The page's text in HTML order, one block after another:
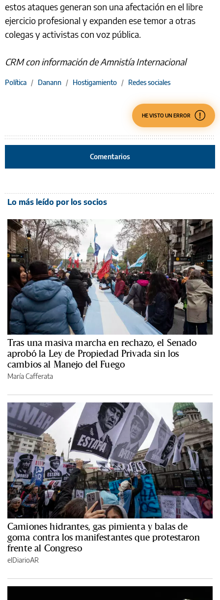
estos ataques generan son una afectación en el libre
ejercicio profesional y expanden ese temor a otras
colegas y activistas con voz pública.
CRM con información de Amnistía Internacional
Política / Danann / Hostigamiento / Redes sociales
HE VISTO UN ERROR
Comentarios
Lo más leído por los socios
Tras una masiva marcha en rechazo, el Senado
aprobó la Ley de Propiedad Privada sin los
cambios al Manejo del Fuego
María Cafferata
Camiones hidrantes, gas pimienta y balas de
goma contra los manifestantes que protestaron
frente al Congreso
elDiarioAR